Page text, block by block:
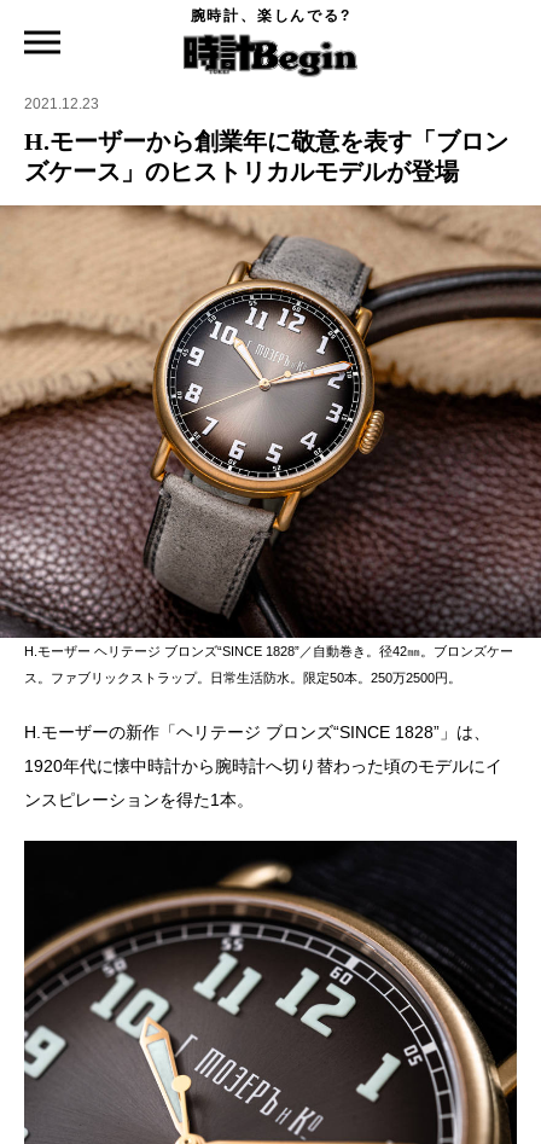
腕時計、楽しんでる?
H.モーザーから創業年に敬意を表す「ブロンズケース」のヒストリカルモデルが登場
2021.12.23
H.モーザーから創業年に敬意を表す「ブロン
ズケース」のヒストリカルモデルが登場
H.モーザー ヘリテージ ブロンズ“SINCE 1828”／自動巻き。径42㎜。ブロンズケー
ス。ファブリックストラップ。日常生活防水。限定50本。250万2500円。
H.モーザーの新作「ヘリテージ ブロンズ“SINCE 1828”」は、
1920年代に懐中時計から腕時計へ切り替わった頃のモデルにイ
ンスピレーションを得た1本。